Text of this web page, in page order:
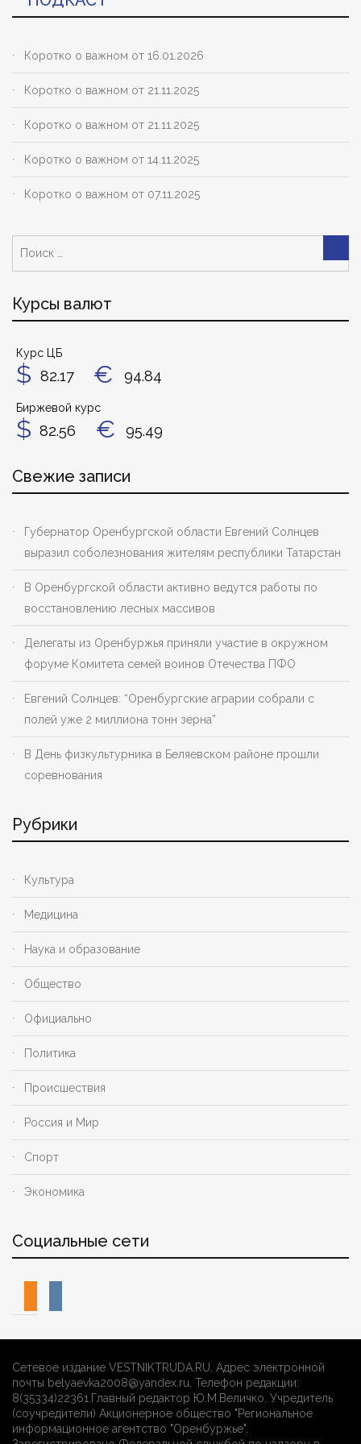
Коротко о важном от 16.01.2026
Коротко о важном от 21.11.2025
Коротко о важном от 21.11.2025
Коротко о важном от 14.11.2025
Коротко о важном от 07.11.2025
Курсы валют
Курс ЦБ
$ 82.17 € 94.84
Биржевой курс
$ 82.56 € 95.49
Свежие записи
Губернатор Оренбургской области Евгений Солнцев
выразил соболезнования жителям республики Татарстан
В Оренбургской области активно ведутся работы по
восстановлению лесных массивов
Делегаты из Оренбуржья приняли участие в окружном
форуме Комитета семей воинов Отечества ПФО
Евгений Солнцев: “Оренбургские аграрии собрали с
полей уже 2 миллиона тонн зерна”
В День физкультурника в Беляевском районе прошли
соревнования
Рубрики
Культура
Медицина
Наука и образование
Общество
Официально
Политика
Происшествия
Россия и Мир
Спорт
Экономика
Социальные сети
Сетевое издание VESTNIKTRUDA.RU. Адрес электронной
почты belyaevka2008@yandex.ru. Телефон редакции:
8(35334)22361.Главный редактор Ю.М.Величко. Учредитель
(соучредители) Акционерное общество "Региональное
информационное агентство "Оренбуржье".